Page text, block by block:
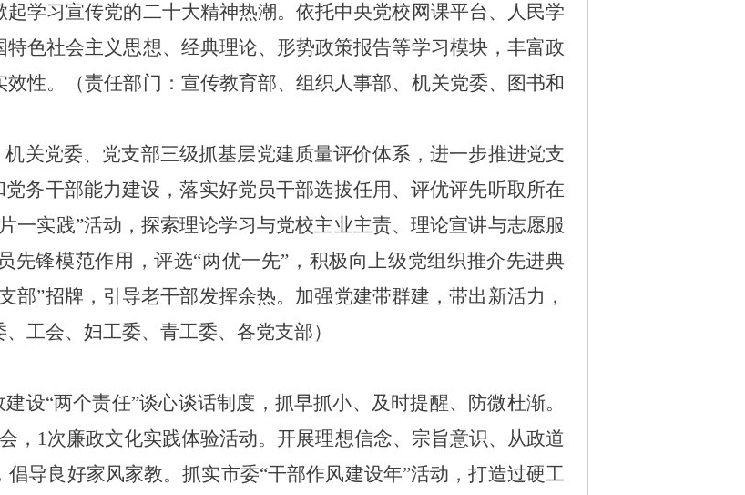
学习宣传党的二十大精神热潮。依托中央党校网课平台、人民学
色社会主义思想、经典理论、形势政策报告等学习模块，丰富政
性。（责任部门：宣传教育部、组织人事部、机关党委、图书和
关党委、党支部三级抓基层党建质量评价体系，进一步推进党支
务干部能力建设，落实好党员干部选拔任用、评优评先听取所在
一实践”活动，探索理论学习与党校主业主责、理论宣讲与志愿服
先锋模范作用，评选“两优一先”，积极向上级党组织推介先进典
部”招牌，引导老干部发挥余热。加强党建带群建，带出新活力，
工会、妇工委、青工委、各党支部）
建设“两个责任”谈心谈话制度，抓早抓小、及时提醒、防微杜渐。
，1次廉政文化实践体验活动。开展理想信念、宗旨意识、从政道
导良好家风家教。抓实市委“干部作风建设年”活动，打造过硬工